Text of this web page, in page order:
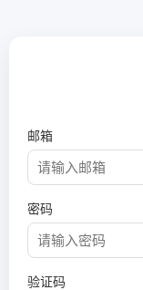
邮箱
密码
验证码